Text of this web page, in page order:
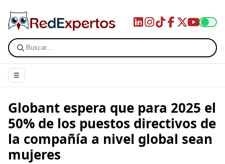
☰
Globant espera que para 2025 el
50% de los puestos directivos de
la compañía a nivel global sean
mujeres